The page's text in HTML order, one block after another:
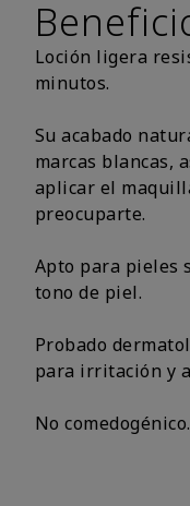
Loción ligera
minutos.
Su acabado
marcas blancas,
aplicar el
preocuparte.
Apto para pieles
tono de piel.
Probado
para irritación y
No comedogénico.